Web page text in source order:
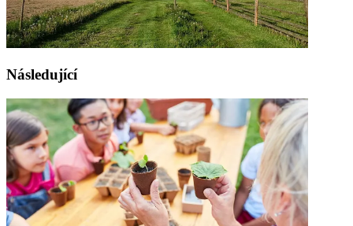
Následující